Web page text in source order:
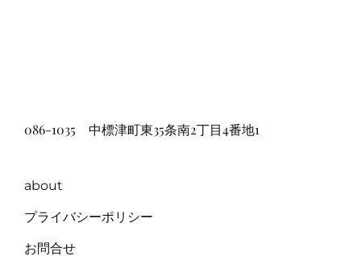
086-1035 中標津町東35条南2丁目4番地1
about
プライバシーポリシー
お問合せ